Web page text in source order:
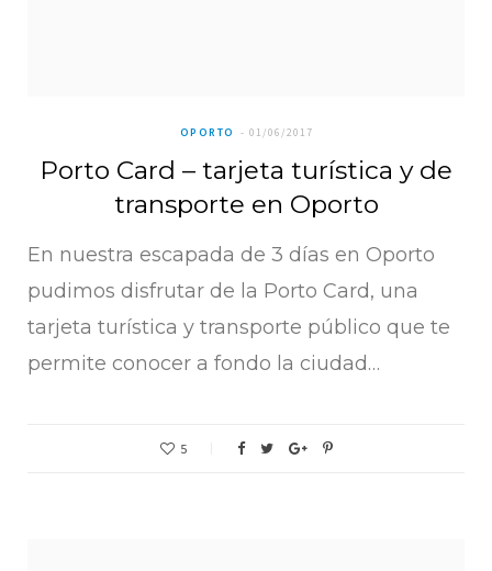
OPORTO 01/06/2017
Porto Card – tarjeta turística y de
transporte en Oporto
En nuestra escapada de 3 días en Oporto
pudimos disfrutar de la Porto Card, una
tarjeta turística y transporte público que te
permite conocer a fondo la ciudad…
5